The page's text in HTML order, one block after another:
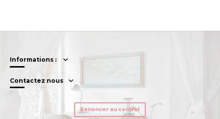
Informations :
Contactez nous
Renoncer au contrat